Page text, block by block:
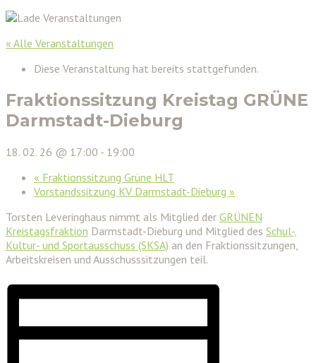
« Alle Veranstaltungen
Diese Veranstaltung hat bereits stattgefunden.
Fraktionssitzung Kreistag GRÜNE
Darmstadt-Dieburg
18. 02. 26 @ 17:00 - 19:00
« Fraktionssitzung Grüne HLT
Vorstandssitzung KV Darmstadt-Dieburg »
Torsten Leveringhaus nimmt als Mitglied der GRÜNEN
Kreistagsfraktion Darmstadt-Dieburg und Mitglied des Schul-,
Kultur- und Sportausschuss (SKSA) an den Fraktionssitzungen,
Arbeitskreisen und Ausschusssitzungen teil.